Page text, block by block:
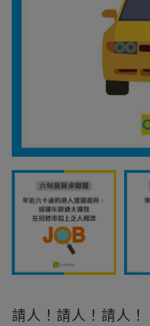
請人！請人！請人！